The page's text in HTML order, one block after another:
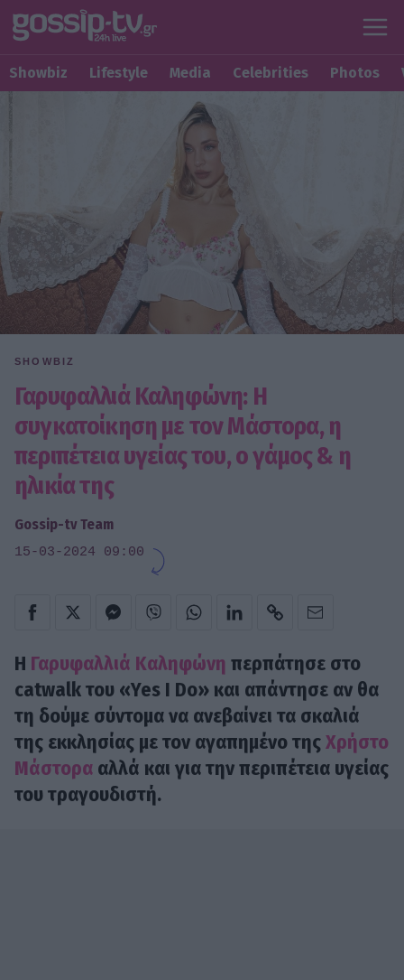
Showbiz Lifestyle Media Celebrities Photos
SHOWBIZ
Γαρυφαλλιά Καληφώνη: Η
συγκατοίκηση με τον Μάστορα, η
περιπέτεια υγείας του, ο γάμος & η
ηλικία της
Gossip-tv Team
15-03-2024 09:00
H Γαρυφαλλιά Kαληφώνη περπάτησε στο
catwalk του «Yes I Do» και απάντησε αν θα
τη δούμε σύντομα να ανεβαίνει τα σκαλιά
της εκκλησίας με τον αγαπημένο τηςΧρήστο
Μάστορα αλλά και για την περιπέτεια υγείας
του τραγουδιστή.